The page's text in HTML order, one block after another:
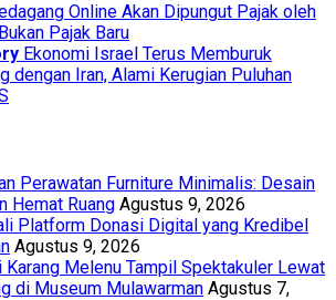
Online Akan Dipungut Pajak oleh
Pajak Baru
Ekonomi Israel Terus Memburuk
dengan Iran, Alami Kerugian Puluhan
Perawatan Furniture Minimalis: Desain
Hemat Ruang Agustus 9, 2026
Platform Donasi Digital yang Kredibel
Agustus 9, 2026
Karang Melenu Tampil Spektakuler Lewat
di Museum Mulawarman Agustus 7,